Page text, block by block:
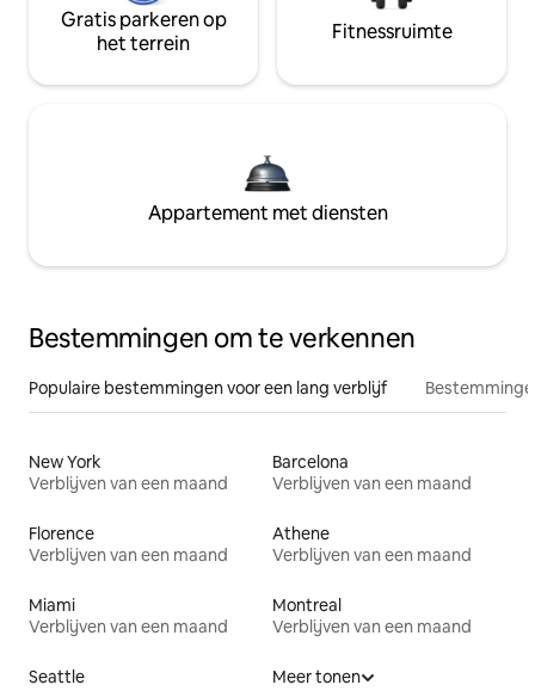
Gratis parkeren op
het terrein
Fitnessruimte
Appartement met diensten
Bestemmingen om te verkennen
Populaire bestemmingen voor een lang verblijf
New York
Verblijven van een maand
Barcelona
Verblijven van een maand
Florence
Verblijven van een maand
Athene
Verblijven van een maand
Miami
Verblijven van een maand
Montreal
Verblijven van een maand
Seattle
Meer tonen